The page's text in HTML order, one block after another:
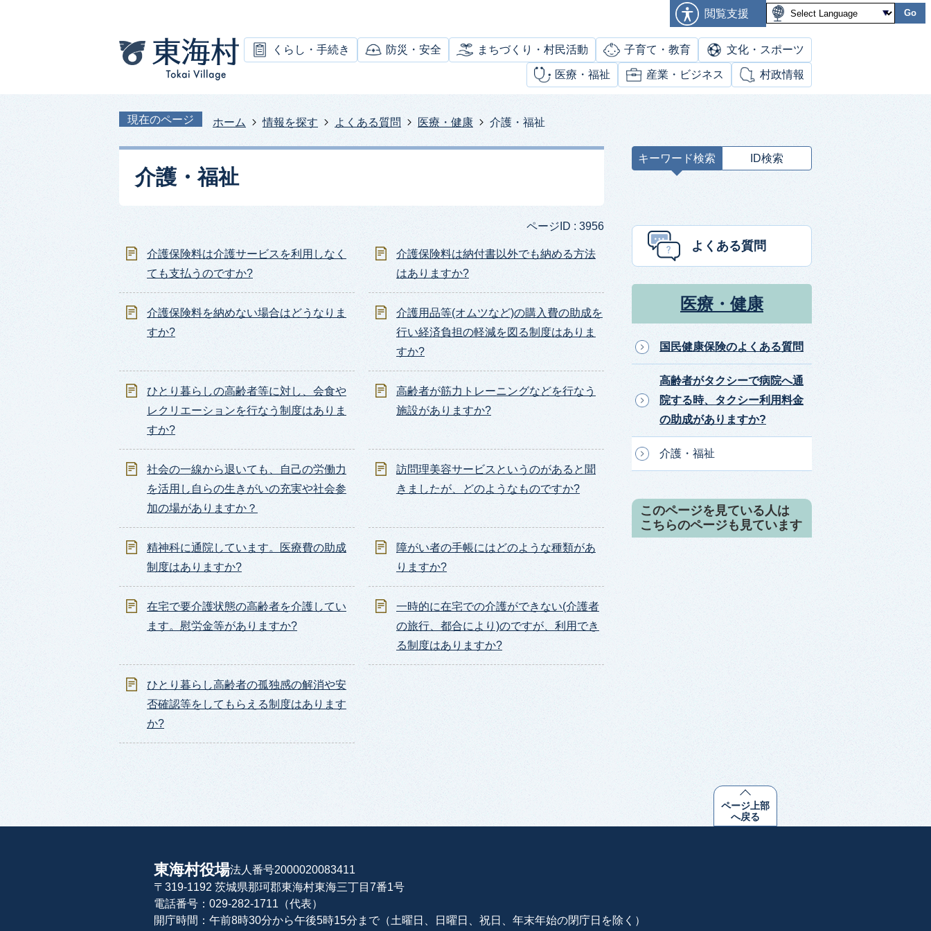
閲覧支援 Go
くらし・手続き 防災・安全 まちづくり・村民活動 子育て・教育 文化・スポーツ
医療・福祉 産業・ビジネス 村政情報
現在のページ ホーム 情報を探す よくある質問 医療・健康 介護・福祉
介護・福祉
ページID : 3956
介護保険料は介護サービスを利用しなく
ても支払うのですか?
介護保険料は納付書以外でも納める方法
はありますか?
介護保険料を納めない場合はどうなりま
すか?
介護用品等(オムツなど)の購入費の助成を
行い経済負担の軽減を図る制度はありま
すか?
ひとり暮らしの高齢者等に対し、会食や
レクリエーションを行なう制度はありま
すか?
高齢者が筋力トレーニングなどを行なう
施設がありますか?
社会の一線から退いても、自己の労働力
を活用し自らの生きがいの充実や社会参
加の場がありますか？
訪問理美容サービスというのがあると聞
きましたが、どのようなものですか?
精神科に通院しています。医療費の助成
制度はありますか?
障がい者の手帳にはどのような種類があ
りますか?
在宅で要介護状態の高齢者を介護してい
ます。慰労金等がありますか?
一時的に在宅での介護ができない(介護者
の旅行、都合により)のですが、利用でき
る制度はありますか?
ひとり暮らし高齢者の孤独感の解消や安
否確認等をしてもらえる制度はあります
か?
キーワード検索 ID検索
ー
よくある質問
医療・健康
国民健康保険のよくある質問
高齢者がタクシーで病院へ通
院する時、タクシー利用料金
の助成がありますか?
介護・福祉
このページを見ている人は
こちらのページも見ています
ページ上部
へ戻る
東海村役場法人番号2000020083411
〒319-1192 茨城県那珂郡東海村東海三丁目7番1号
電話番号：029-282-1711（代表）
開庁時間：午前8時30分から午後5時15分まで（土曜日、日曜日、祝日、年末年始の閉庁日を除く）